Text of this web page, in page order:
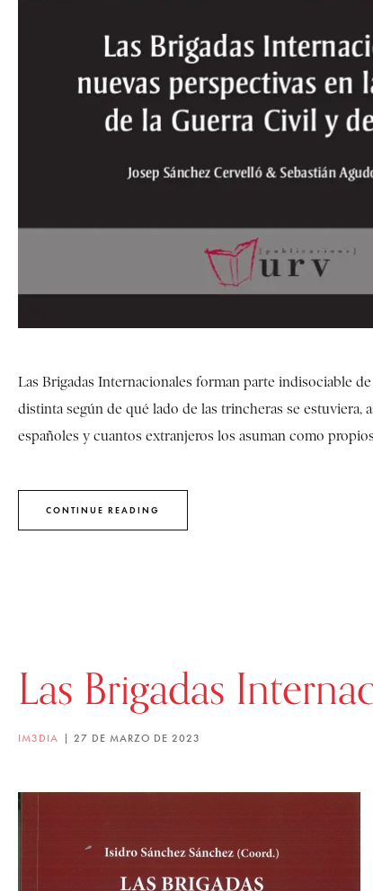
Las Brigadas Internacionales forman parte indisociable
distinta según de qué lado de las trincheras se estuviera,
españoles y cuantos extranjeros los asuman como
CONTINUE READING
Las Brigadas
IM3DIA 27 DE MARZO DE 2023